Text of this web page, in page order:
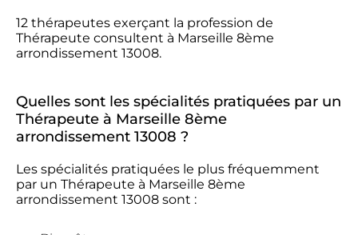
12 thérapeutes exerçant la profession de
Thérapeute consultent à Marseille 8ème
arrondissement 13008.
Quelles sont les spécialités pratiquées par un
Thérapeute à Marseille 8ème
arrondissement 13008 ?
Les spécialités pratiquées le plus fréquemment
par un Thérapeute à Marseille 8ème
arrondissement 13008 sont :